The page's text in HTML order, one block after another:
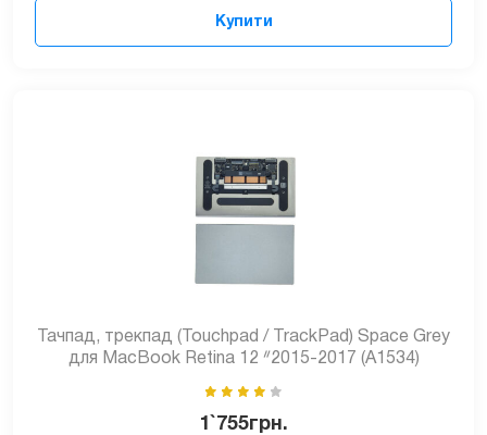
Купити
Тачпад, трекпад (Touchpad / TrackPad) Space Grey
для MacBook Retina 12 ᐥ2015-2017 (A1534)
1`755грн.